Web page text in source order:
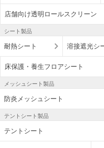
店舗向け透明ロールスクリーン
シート製品
耐熱シート 溶接遮光シ
床保護・養生フロアシート
メッシュシート製品
防炎メッシュシート
テントシート製品
テントシート